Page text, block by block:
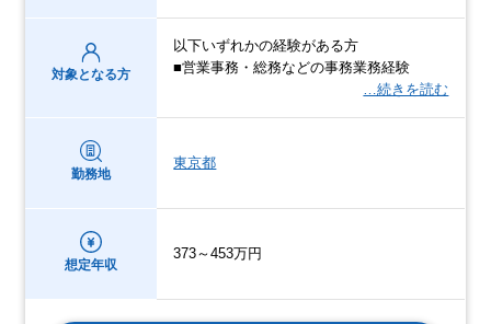
対象となる方
以下いずれかの経験がある方
■営業事務・総務などの事務業務経験
…続きを読む
勤務地
東京都
想定年収
373～453万円